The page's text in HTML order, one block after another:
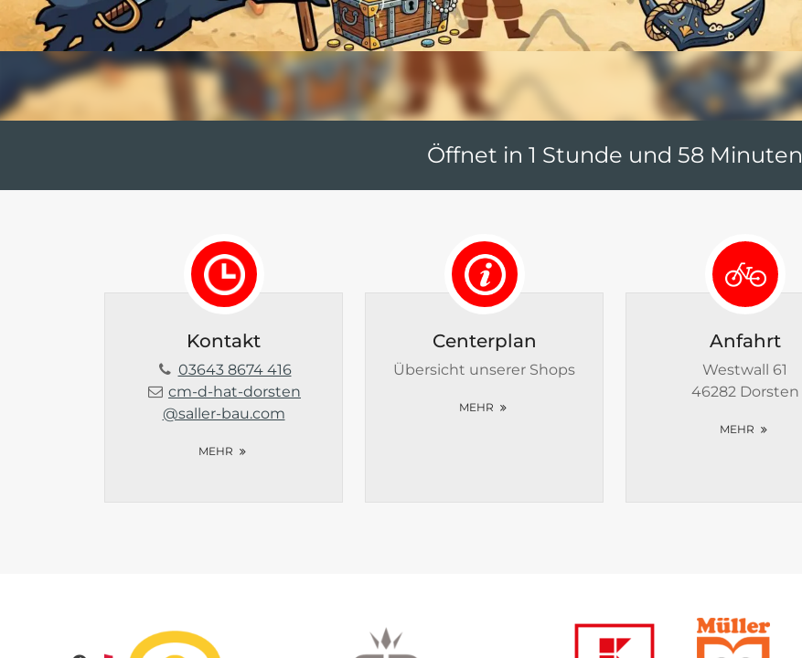
Öffnet in 1 Stunde und 58 Minuten
Kontakt
03643 8674 416
cm-d-hat-dorsten
@saller-bau.com
MEHR
Centerplan
Übersicht unserer Shops
MEHR
Anfahrt
Westwall 61
46282 Dorsten
MEHR
Unsere Shops